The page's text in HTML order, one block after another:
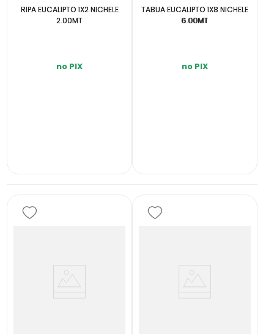
RIPA EUCALIPTO 1X2 NICHELE
2.00MT
no PIX
TABUA EUCALIPTO 1X8 NICHELE
6.00MT
no PIX